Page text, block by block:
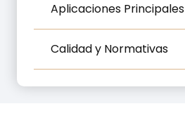
Aplicaciones Principales
Calidad y Normativas